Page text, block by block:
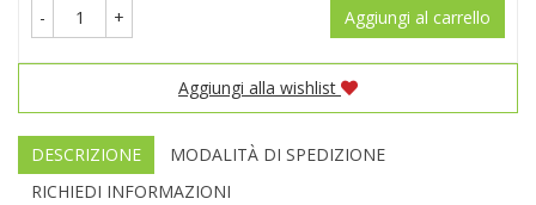
- + Aggiungi al carrello
Aggiungi alla wishlist
DESCRIZIONE
MODALITÀ DI SPEDIZIONE
RICHIEDI INFORMAZIONI